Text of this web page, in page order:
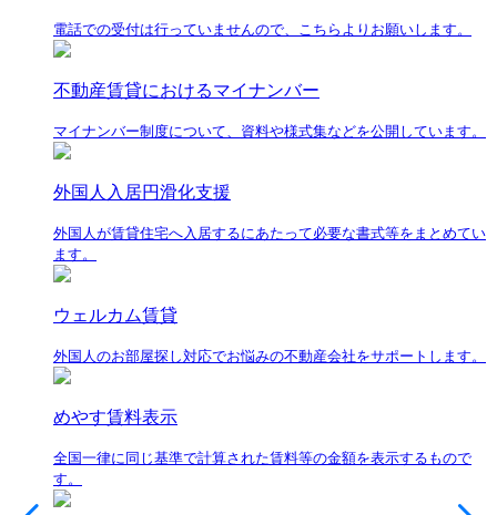
電話での受付は行っていませんので、こちらよりお願いします。
不動産賃貸におけるマイナンバー
マイナンバー制度について、資料や様式集などを公開しています。
外国人入居円滑化支援
外国人が賃貸住宅へ入居するにあたって必要な書式等をまとめてい
ます。
ウェルカム賃貸
外国人のお部屋探し対応でお悩みの不動産会社をサポートします。
めやす賃料表示
全国一律に同じ基準で計算された賃料等の金額を表示するもので
す。